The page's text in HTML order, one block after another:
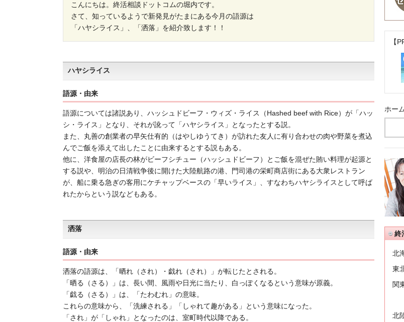
こんにちは。終活相談ドットコムの堀内です。
さて、知っているようで新発見がたまにある今月の語源は
「ハヤシライス」、「洒落」を紹介致します！！
ハヤシライス
語源・由来
語源については諸説あり、ハッシュドビーフ・ウィズ・ライス（Hashed beef with Rice）が「ハッ
シ・ライス」となり、それが訛って「ハヤシライス」となったとする説。
また、丸善の創業者の早矢仕有的（はやしゆうてき）が訪れた友人に有り合わせの肉や野菜を煮込
んでご飯を添えて出したことに由来するとする説もある。
他に、洋食屋の店長の林がビーフシチュー（ハッシュドビーフ）とご飯を混ぜた賄い料理が起源と
する説や、明治の日清戦争後に開けた大陸航路の港、門司港の栄町商店街にある大衆レストラン
が、船に乗る急ぎの客用にケチャップベースの「早いライス」、すなわちハヤシライスとして呼ば
れたからという説などもある。
洒落
語源・由来
洒落の語源は、「晒れ（され）・戯れ（され）」が転じたとされる。
「晒る（さる）」は、長い間、風雨や日光に当たり、白っぽくなるという意味が原義。
「戯る（さる）」は、「たわむれ」の意味。
これらの意味から、「洗練される」「しゃれて趣がある」という意味になった。
「され」が「しゃれ」となったのは、室町時代以降である。
【
ホー
終
北
東
関
北